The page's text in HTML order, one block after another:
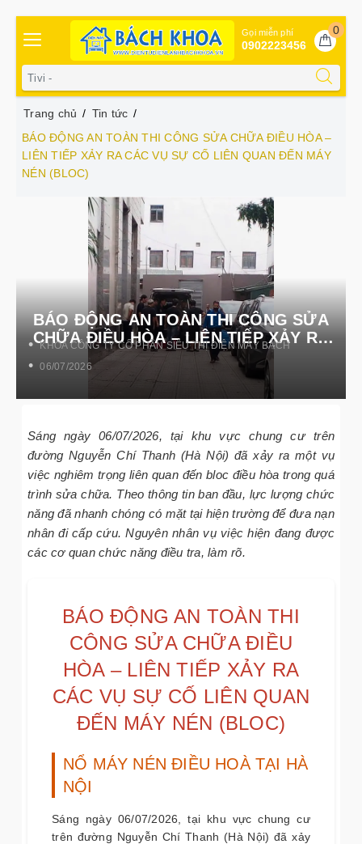
0
Gọi miễn phí
0902223456
Trang chủ
Tin tức
BÁO ĐỘNG AN TOÀN THI CÔNG SỬA CHỮA ĐIỀU HÒA –
LIÊN TIẾP XẢY RA CÁC VỤ SỰ CỐ LIÊN QUAN ĐẾN MÁY
NÉN (BLOC)
BÁO ĐỘNG AN TOÀN THI CÔNG SỬA
CHỮA ĐIỀU HÒA – LIÊN TIẾP XẢY RA
CÁC VỤ SỰ CỐ LIÊN QUAN ĐẾN MÁY
NÉN (BLOC)
KHOA CÔNG TY CỔ PHẦN SIÊU THỊ ĐIỆN MÁY BÁCH
06/07/2026
Sáng ngày 06/07/2026, tại khu vực chung cư trên
đường Nguyễn Chí Thanh (Hà Nội) đã xảy ra một vụ
việc nghiêm trọng liên quan đến bloc điều hòa trong quá
trình sửa chữa. Theo thông tin ban đầu, lực lượng chức
năng đã nhanh chóng có mặt tại hiện trường để đưa nạn
nhân đi cấp cứu. Nguyên nhân vụ việc hiện đang được
các cơ quan chức năng điều tra, làm rõ.
BÁO ĐỘNG AN TOÀN THI
CÔNG SỬA CHỮA ĐIỀU
HÒA – LIÊN TIẾP XẢY RA
CÁC VỤ SỰ CỐ LIÊN QUAN
ĐẾN MÁY NÉN (BLOC)
NỔ MÁY NÉN ĐIỀU HOÀ TẠI HÀ
NỘI
Sáng ngày 06/07/2026, tại khu vực chung cư
trên đường Nguyễn Chí Thanh (Hà Nội) đã xảy